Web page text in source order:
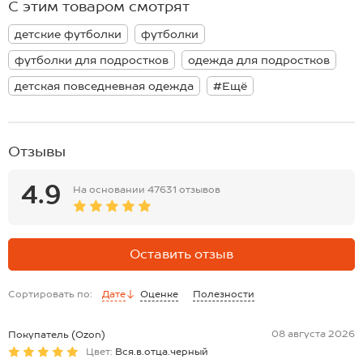
идеальный вариант на лето.
размер.
*замеры выборочные, могут незначительно отличаться.
С этим товаром смотрят
детские футболки
футболки
футболки для подростков
одежда для подростков
детская повседневная одежда
#Ещё
Отзывы
4.9 На основании 47631 отзывов
Оставить отзыв
Сортировать по: Дате Оценке Полезности
Покупатель (Ozon)
08 августа 2026
Цвет: Вся.в.отца.черный